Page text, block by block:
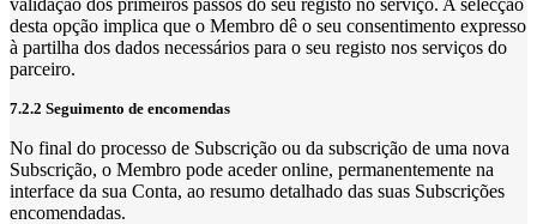
validação dos primeiros passos do seu registo no serviço. A selecção
desta opção implica que o Membro dê o seu consentimento expresso
à partilha dos dados necessários para o seu registo nos serviços do
parceiro.
7.2.2 Seguimento de encomendas
No final do processo de Subscrição ou da subscrição de uma nova
Subscrição, o Membro pode aceder online, permanentemente na
interface da sua Conta, ao resumo detalhado das suas Subscrições
encomendadas.